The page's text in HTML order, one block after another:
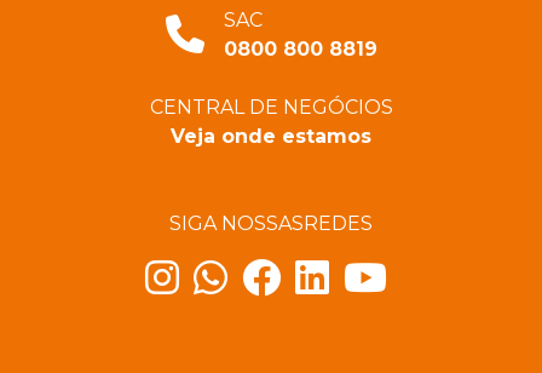
SAC
0800 800 8819
CENTRAL DE NEGÓCIOS
Veja onde estamos
SIGA NOSSASREDES